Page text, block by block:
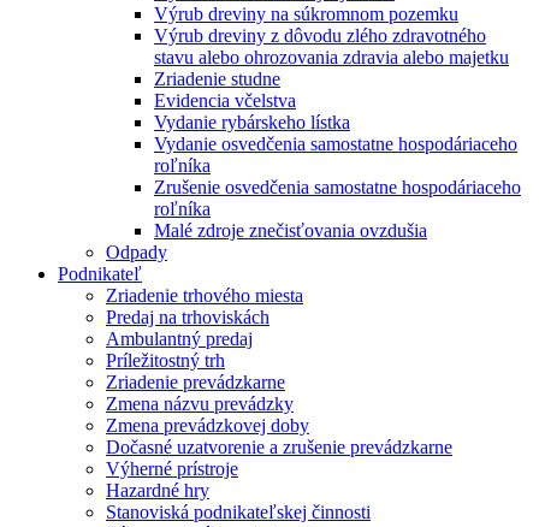
Výrub dreviny na súkromnom pozemku
Výrub dreviny z dôvodu zlého zdravotného
stavu alebo ohrozovania zdravia alebo majetku
Zriadenie studne
Evidencia včelstva
Vydanie rybárskeho lístka
Vydanie osvedčenia samostatne hospodáriaceho
roľníka
Zrušenie osvedčenia samostatne hospodáriaceho
roľníka
Malé zdroje znečisťovania ovzdušia
Odpady
Podnikateľ
Zriadenie trhového miesta
Predaj na trhoviskách
Ambulantný predaj
Príležitostný trh
Zriadenie prevádzkarne
Zmena názvu prevádzky
Zmena prevádzkovej doby
Dočasné uzatvorenie a zrušenie prevádzkarne
Výherné prístroje
Hazardné hry
Stanoviská podnikateľskej činnosti